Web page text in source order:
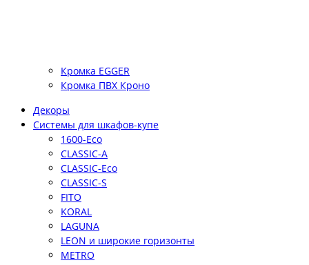
Кромка EGGER
Кромка ПВХ Кроно
Декоры
Системы для шкафов-купе
1600-Eco
CLASSIC-A
CLASSIC-Eco
CLASSIC-S
FITO
KORAL
LAGUNA
LEON и широкие горизонты
METRO